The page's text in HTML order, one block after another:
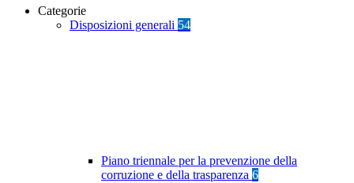
Categorie
Disposizioni generali 54
Piano triennale per la prevenzione della
corruzione e della trasparenza 6